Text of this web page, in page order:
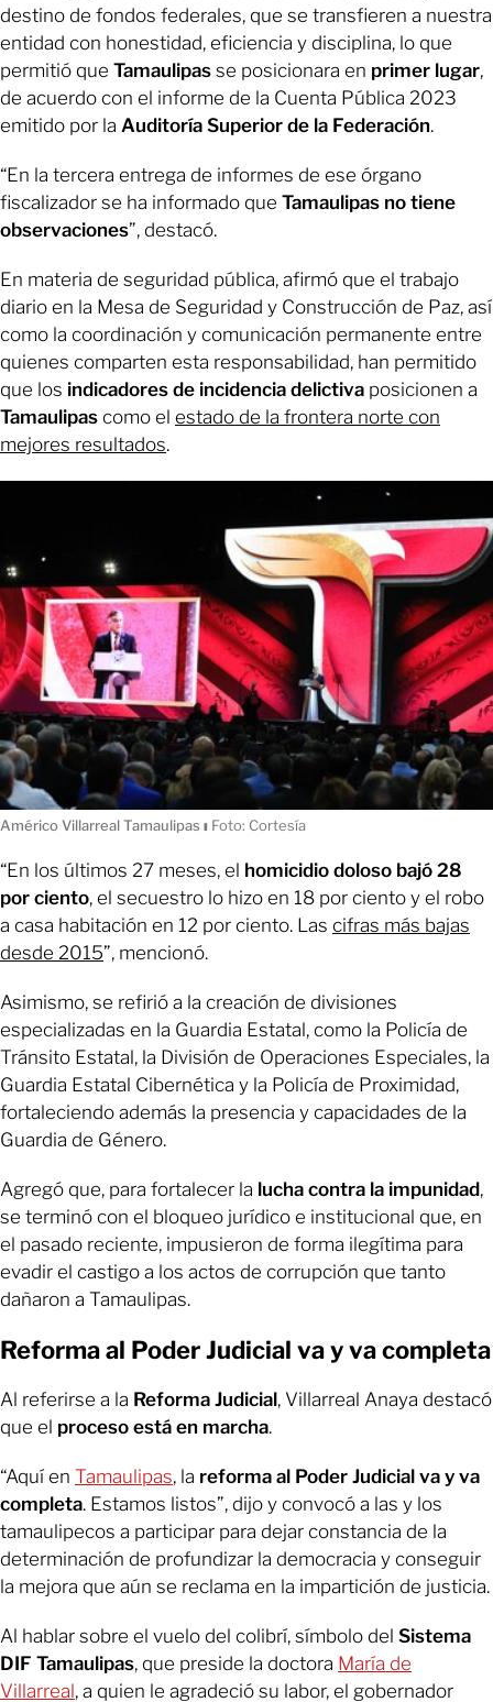
destino de fondos federales, que se transfieren a nuestra
entidad con honestidad, eficiencia y disciplina, lo que
permitió que Tamaulipas se posicionara en primer lugar,
de acuerdo con el informe de la Cuenta Pública 2023
emitido por la Auditoría Superior de la Federación.
“En la tercera entrega de informes de ese órgano
fiscalizador se ha informado que Tamaulipas no tiene
observaciones”, destacó.
En materia de seguridad pública, afirmó que el trabajo
diario en la Mesa de Seguridad y Construcción de Paz, así
como la coordinación y comunicación permanente entre
quienes comparten esta responsabilidad, han permitido
que los indicadores de incidencia delictiva posicionen a
Tamaulipas como el estado de la frontera norte con
mejores resultados.
Américo Villarreal Tamaulipas ı Foto: Cortesía
“En los últimos 27 meses, el homicidio doloso bajó 28
por ciento, el secuestro lo hizo en 18 por ciento y el robo
a casa habitación en 12 por ciento. Las cifras más bajas
desde 2015”, mencionó.
Asimismo, se refirió a la creación de divisiones
especializadas en la Guardia Estatal, como la Policía de
Tránsito Estatal, la División de Operaciones Especiales, la
Guardia Estatal Cibernética y la Policía de Proximidad,
fortaleciendo además la presencia y capacidades de la
Guardia de Género.
Agregó que, para fortalecer la lucha contra la impunidad,
se terminó con el bloqueo jurídico e institucional que, en
el pasado reciente, impusieron de forma ilegítima para
evadir el castigo a los actos de corrupción que tanto
dañaron a Tamaulipas.
Reforma al Poder Judicial va y va completa
Al referirse a la Reforma Judicial, Villarreal Anaya destacó
que el proceso está en marcha.
“Aquí en Tamaulipas, la reforma al Poder Judicial va y va
completa. Estamos listos”, dijo y convocó a las y los
tamaulipecos a participar para dejar constancia de la
determinación de profundizar la democracia y conseguir
la mejora que aún se reclama en la impartición de justicia.
Al hablar sobre el vuelo del colibrí, símbolo del Sistema
DIF Tamaulipas, que preside la doctora María de
Villarreal, a quien le agradeció su labor, el gobernador